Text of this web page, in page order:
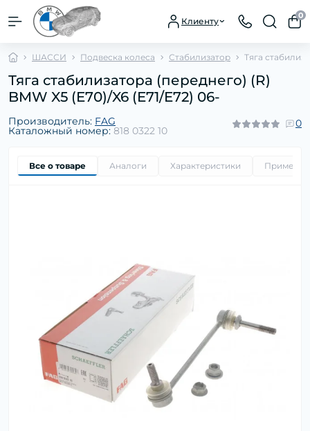
Клиенту
0
ШАССИ Подвеска колеса Стабилизатор Тяга
Тяга стабилизатора (переднего) (R)
BMW X5 (E70)/X6 (E71/E72) 06-
Производитель: FAG
Каталожный номер: 818 0322 10
0
Все о товаре Аналоги Характеристики